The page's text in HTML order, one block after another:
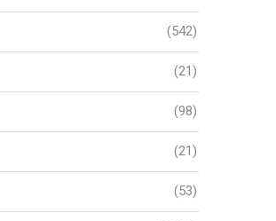
(542)
(21)
(98)
(21)
(53)